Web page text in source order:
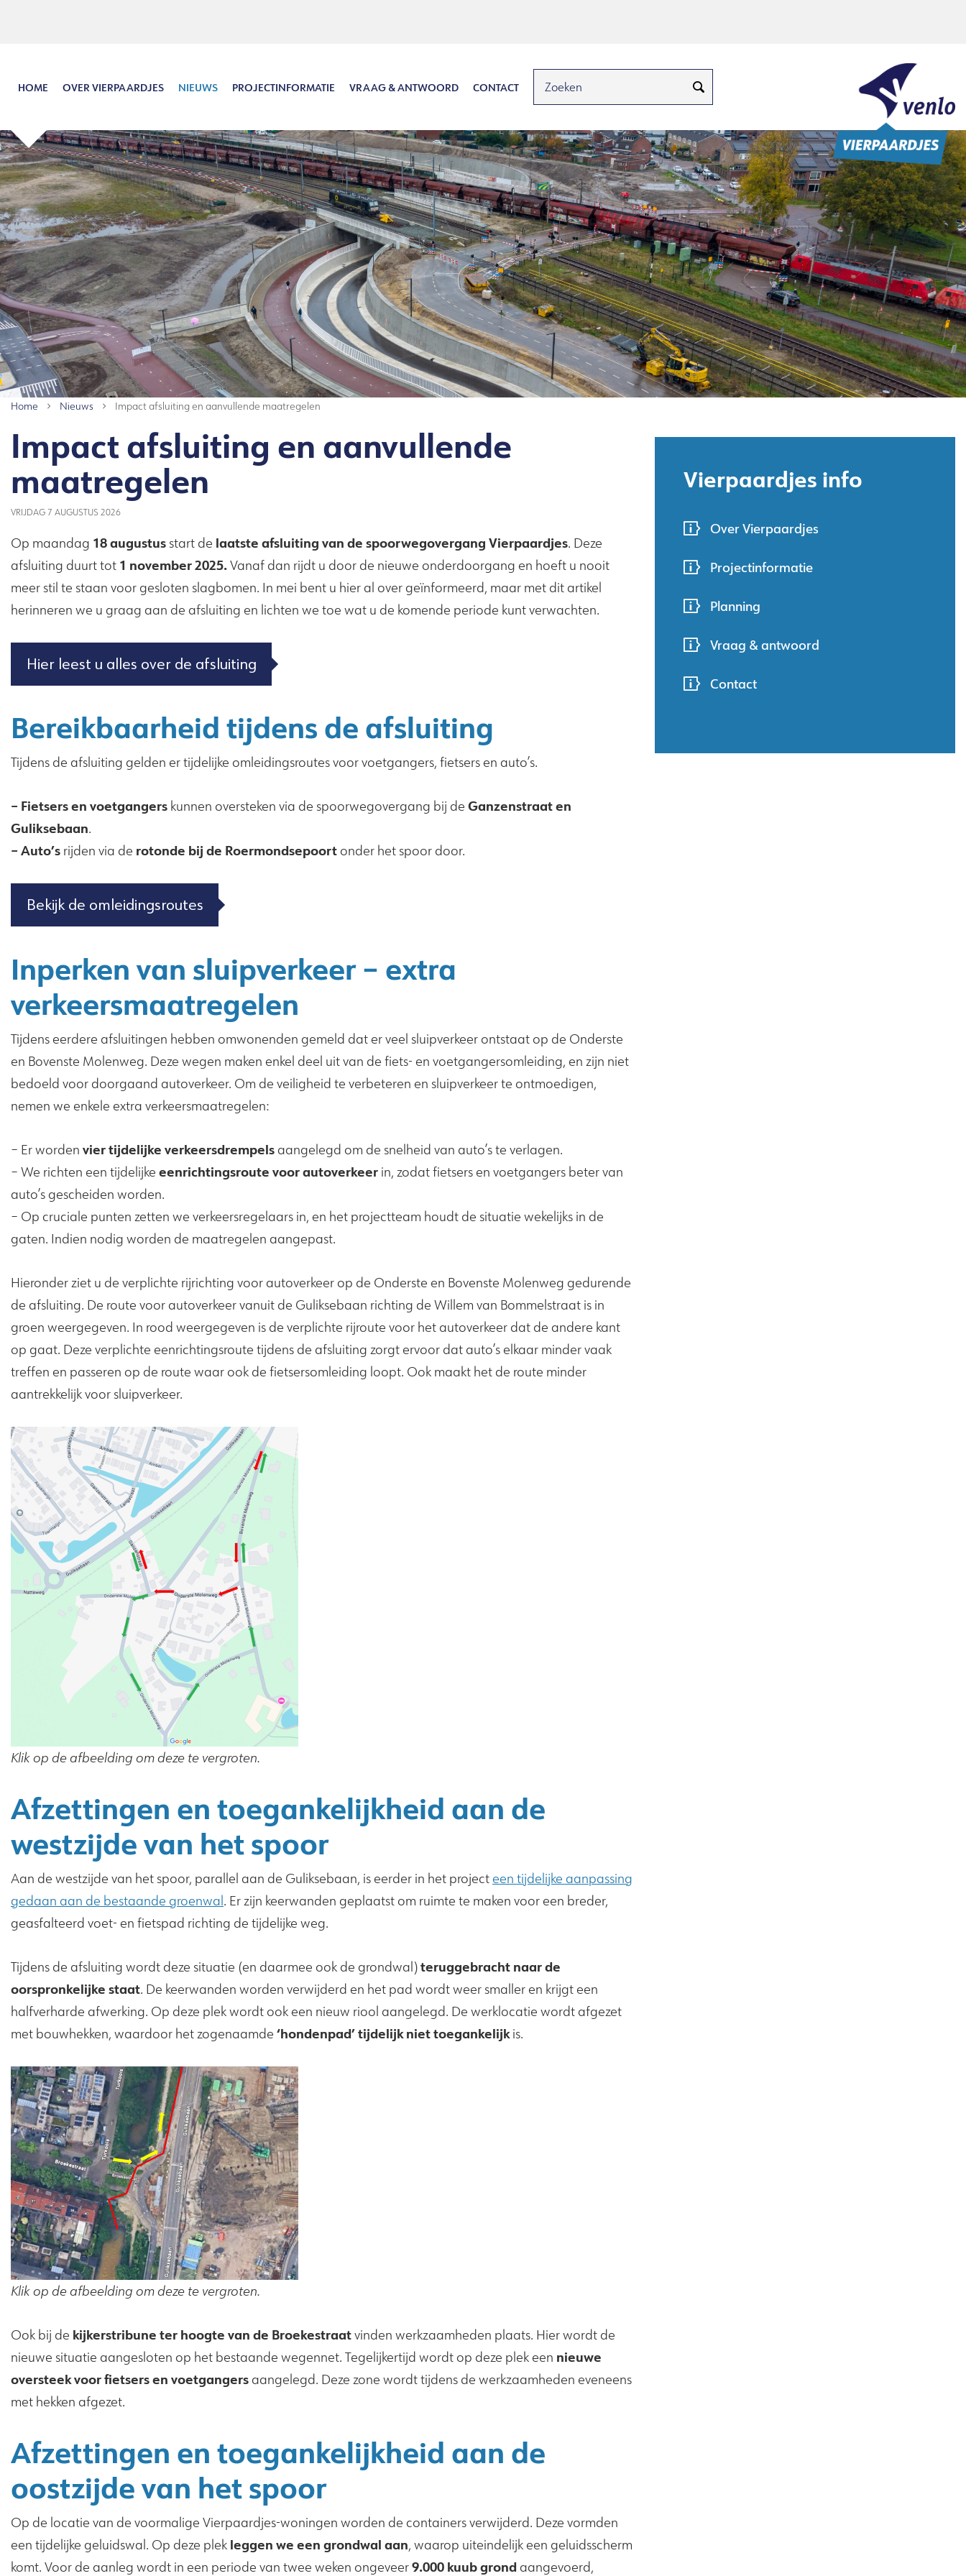
HOME OVER VIERPAARDJES NIEUWS PROJECTINFORMATIE VRAAG & ANTWOORD CONTACT
Home Nieuws Impact afsluiting en aanvullende maatregelen
Impact afsluiting en aanvullende
maatregelen
VRIJDAG 7 AUGUSTUS 2026
Op maandag 18 augustus start de laatste afsluiting van de spoorwegovergang Vierpaardjes. Deze
afsluiting duurt tot 1 november 2025.Vanaf dan rijdt u door de nieuwe onderdoorgang en hoeft u nooit
meer stil te staan voor gesloten slagbomen. In mei bent u hier al over geïnformeerd, maar met dit artikel
herinneren we u graag aan de afsluiting en lichten we toe wat u de komende periode kunt verwachten.
Hier leest u alles over de afsluiting
Bereikbaarheid tijdens de afsluiting
Tijdens de afsluiting gelden er tijdelijke omleidingsroutes voor voetgangers, fietsers en auto’s.
– Fietsers en voetgangers kunnen oversteken via de spoorwegovergang bij de Ganzenstraat en
Guliksebaan.
– Auto’s rijden via de rotonde bij de Roermondsepoort onder het spoor door.
Bekijk de omleidingsroutes
Inperken van sluipverkeer – extra
verkeersmaatregelen
Tijdens eerdere afsluitingen hebben omwonenden gemeld dat er veel sluipverkeer ontstaat op de Onderste
en Bovenste Molenweg. Deze wegen maken enkel deel uit van de fiets- en voetgangersomleiding, en zijn niet
bedoeld voor doorgaand autoverkeer. Om de veiligheid te verbeteren en sluipverkeer te ontmoedigen,
nemen we enkele extra verkeersmaatregelen:
– Er worden vier tijdelijke verkeersdrempels aangelegd om de snelheid van auto’s te verlagen.
– We richten een tijdelijke eenrichtingsroute voor autoverkeer in, zodat fietsers en voetgangers beter van
auto’s gescheiden worden.
– Op cruciale punten zetten we verkeersregelaars in, en het projectteam houdt de situatie wekelijks in de
gaten. Indien nodig worden de maatregelen aangepast.
Hieronder ziet u de verplichte rijrichting voor autoverkeer op de Onderste en Bovenste Molenweg gedurende
de afsluiting. De route voor autoverkeer vanuit de Guliksebaan richting de Willem van Bommelstraat is in
groen weergegeven. In rood weergegeven is de verplichte rijroute voor het autoverkeer dat de andere kant
op gaat. Deze verplichte eenrichtingsroute tijdens de afsluiting zorgt ervoor dat auto’s elkaar minder vaak
treffen en passeren op de route waar ook de fietsersomleiding loopt. Ook maakt het de route minder
aantrekkelijk voor sluipverkeer.
Klik op de afbeelding om deze te vergroten.
Afzettingen en toegankelijkheid aan de
westzijde van het spoor
Aan de westzijde van het spoor, parallel aan de Guliksebaan, is eerder in het project een tijdelijke aanpassing
gedaan aan de bestaande groenwal. Er zijn keerwanden geplaatst om ruimte te maken voor een breder,
geasfalteerd voet- en fietspad richting de tijdelijke weg.
Tijdens de afsluiting wordt deze situatie (en daarmee ook de grondwal)teruggebracht naar de
oorspronkelijke staat. De keerwanden worden verwijderd en het pad wordt weer smaller en krijgt een
halfverharde afwerking. Op deze plek wordt ook een nieuw riool aangelegd. De werklocatie wordt afgezet
met bouwhekken, waardoor het zogenaamde ‘hondenpad’ tijdelijk niet toegankelijkis.
Klik op de afbeelding om deze te vergroten.
Ook bij de kijkerstribune ter hoogte van de Broekestraatvinden werkzaamheden plaats. Hier wordt de
nieuwe situatie aangesloten op het bestaande wegennet. Tegelijkertijd wordt op deze plek een nieuwe
oversteek voor fietsers en voetgangers aangelegd. Deze zone wordt tijdens de werkzaamheden eveneens
met hekken afgezet.
Afzettingen en toegankelijkheid aan de
oostzijde van het spoor
Op de locatie van de voormalige Vierpaardjes-woningen worden de containers verwijderd. Deze vormden
een tijdelijke geluidswal. Op deze plek leggen we een grondwal aan, waarop uiteindelijk een geluidsscherm
komt. Voor de aanleg wordt in een periode van twee weken ongeveer9.000 kuub grond aangevoerd,
Vierpaardjes info
Over Vierpaardjes
Projectinformatie
Planning
Vraag & antwoord
Contact